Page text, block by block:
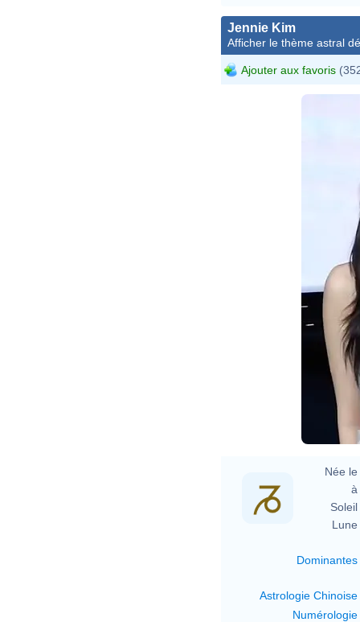
Jennie Kim
Afficher le thème astral
Ajouter aux favoris
Née le
à
Soleil
Lune
Dominantes
Astrologie Chinoise
Numérologie